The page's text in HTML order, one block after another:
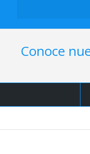
Conoce